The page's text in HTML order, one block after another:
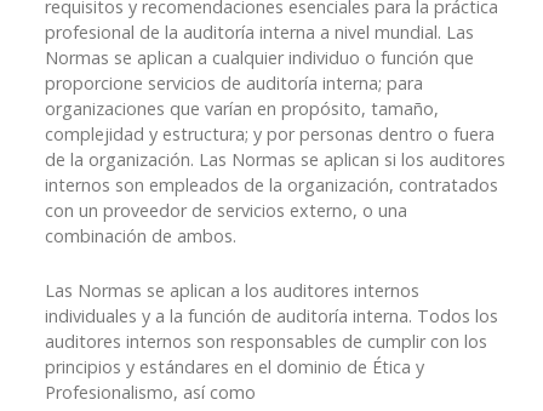
requisitos y recomendaciones esenciales para la práctica
profesional de la auditoría interna a nivel mundial. Las
Normas se aplican a cualquier individuo o función que
proporcione servicios de auditoría interna; para
organizaciones que varían en propósito, tamaño,
complejidad y estructura; y por personas dentro o fuera
de la organización. Las Normas se aplican si los auditores
internos son empleados de la organización, contratados
con un proveedor de servicios externo, o una
combinación de ambos.
Las Normas se aplican a los auditores internos
individuales y a la función de auditoría interna. Todos los
auditores internos son responsables de cumplir con los
principios y estándares en el dominio de Ética y
Profesionalismo, así como